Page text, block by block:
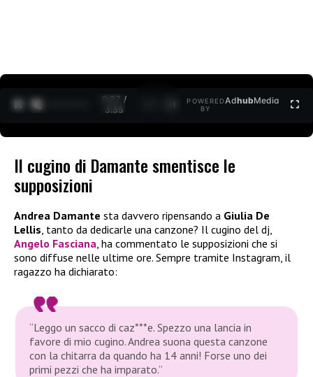
0:27 /
3:35
POWERED
BY
AdhubMedia
Il cugino di Damante smentisce le
supposizioni
Andrea Damante sta davvero ripensando a Giulia De
Lellis, tanto da dedicarle una canzone? Il cugino del dj,
Angelo Fasciana, ha commentato le supposizioni che si
sono diffuse nelle ultime ore. Sempre tramite Instagram, il
ragazzo ha dichiarato:
“Leggo un sacco di caz***e. Spezzo una lancia in
favore di mio cugino. Andrea suona questa canzone
con la chitarra da quando ha 14 anni! Forse uno dei
primi pezzi che ha imparato.”